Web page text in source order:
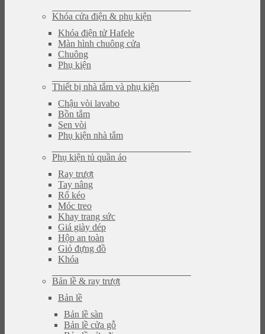
Khóa cửa điện & phụ kiện
Khóa điện tử Hafele
Màn hình chuông cửa
Chuông
Phụ kiện
Thiết bị nhà tắm và phụ kiện
Chậu vòi lavabo
Bồn tắm
Sen vòi
Phụ kiện nhà tắm
Phụ kiện tủ quần áo
Ray trượt
Tay nâng
Rổ kéo
Móc treo
Khay trang sức
Giá giày dép
Hộp an toàn
Giỏ đựng đồ
Khóa
Bản lề & ray trượt
Bản lề
Bản lề sàn
Bản lề cửa gỗ